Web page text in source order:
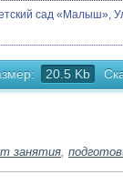
сад «Малыш»,
20.5 Kb
занятия,